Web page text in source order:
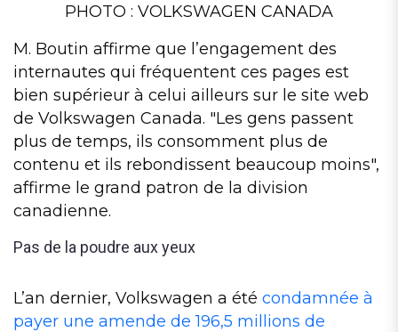
PHOTO : VOLKSWAGEN CANADA
M. Boutin affirme que l’engagement des
internautes qui fréquentent ces pages est
bien supérieur à celui ailleurs sur le site web
de Volkswagen Canada.
Les gens passent
plus de temps, ils consomment plus de
contenu et ils rebondissent beaucoup moins ,
affirme le grand patron de la division
canadienne.
Pas de la poudre aux yeux
L’an dernier, Volkswagen a été condamnée à
payer une amende de 196,5 millions de